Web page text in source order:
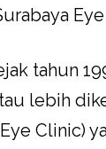
tahun
lebih
Clinic)